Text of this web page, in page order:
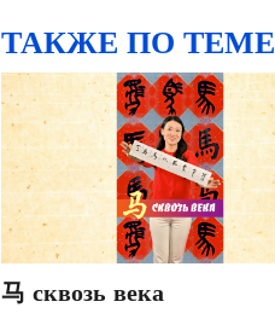
ТАКЖЕ ПО ТЕМЕ
马 сквозь века